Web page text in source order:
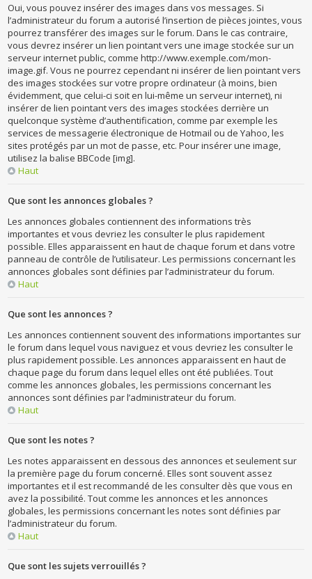
Oui, vous pouvez insérer des images dans vos messages. Si
l’administrateur du forum a autorisé l’insertion de pièces jointes, vous
pourrez transférer des images sur le forum. Dans le cas contraire,
vous devrez insérer un lien pointant vers une image stockée sur un
serveur internet public, comme http://www.exemple.com/mon-
image.gif. Vous ne pourrez cependant ni insérer de lien pointant vers
des images stockées sur votre propre ordinateur (à moins, bien
évidemment, que celui-ci soit en lui-même un serveur internet), ni
insérer de lien pointant vers des images stockées derrière un
quelconque système d’authentification, comme par exemple les
services de messagerie électronique de Hotmail ou de Yahoo, les
sites protégés par un mot de passe, etc. Pour insérer une image,
utilisez la balise BBCode [img].
Haut
Que sont les annonces globales ?
Les annonces globales contiennent des informations très
importantes et vous devriez les consulter le plus rapidement
possible. Elles apparaissent en haut de chaque forum et dans votre
panneau de contrôle de l’utilisateur. Les permissions concernant les
annonces globales sont définies par l’administrateur du forum.
Haut
Que sont les annonces ?
Les annonces contiennent souvent des informations importantes sur
le forum dans lequel vous naviguez et vous devriez les consulter le
plus rapidement possible. Les annonces apparaissent en haut de
chaque page du forum dans lequel elles ont été publiées. Tout
comme les annonces globales, les permissions concernant les
annonces sont définies par l’administrateur du forum.
Haut
Que sont les notes ?
Les notes apparaissent en dessous des annonces et seulement sur
la première page du forum concerné. Elles sont souvent assez
importantes et il est recommandé de les consulter dès que vous en
avez la possibilité. Tout comme les annonces et les annonces
globales, les permissions concernant les notes sont définies par
l’administrateur du forum.
Haut
Que sont les sujets verrouillés ?